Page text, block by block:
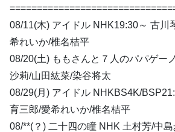
08/11(木) アイドル NHK19:30～ 古川
希れいか/椎名桔平
08/20(土) ももさんと７人のパパゲー
沙莉/山田紘菜/染谷将太
08/29(月) アイドル NHKBS4K/
育三郎/愛希れいか/椎名桔平
08/**(？) 二十四の瞳 NHK 土村芳/中